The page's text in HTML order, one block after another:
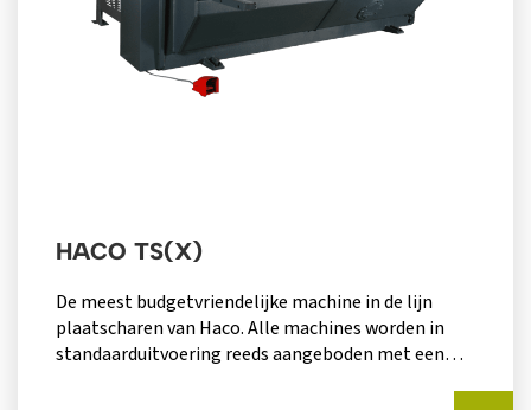
HACO TS(X)
De meest budgetvriendelijke machine in de lijn
plaatscharen van Haco. Alle machines worden in
standaarduitvoering reeds aangeboden met een